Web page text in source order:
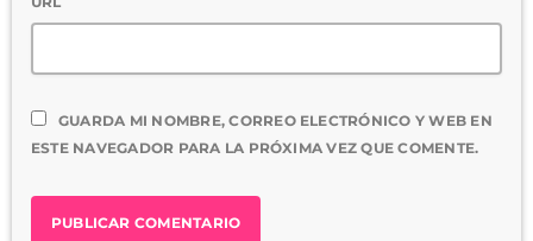
GUARDA MI NOMBRE, CORREO ELECTRÓNICO Y WEB EN
ESTE NAVEGADOR PARA LA PRÓXIMA VEZ QUE COMENTE.